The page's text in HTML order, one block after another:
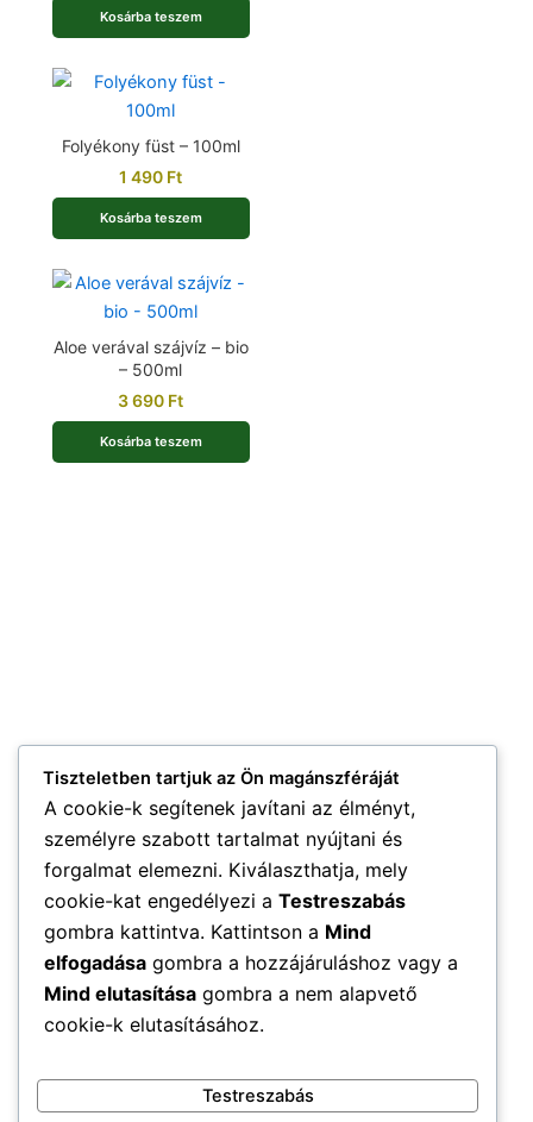
Kosárba teszem
Folyékony füst – 100ml
1 490 Ft
Kosárba teszem
Aloe verával szájvíz – bio
– 500ml
3 690 Ft
Kosárba teszem
Tiszteletben tartjuk az Ön magánszféráját
A cookie-k segítenek javítani az élményt,
személyre szabott tartalmat nyújtani és
forgalmat elemezni. Kiválaszthatja, mely
cookie-kat engedélyezi a Testreszabás
gombra kattintva. Kattintson a Mind
elfogadása gombra a hozzájáruláshoz vagy a
Mind elutasítása gombra a nem alapvető
cookie-k elutasításához.
Testreszabás